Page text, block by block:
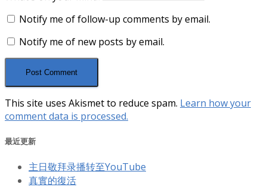
Notify me of follow-up comments by email.
Notify me of new posts by email.
This site uses Akismet to reduce spam. Learn how your
comment data is processed.
最近更新
主日敬拜录播转至YouTube
真實的復活